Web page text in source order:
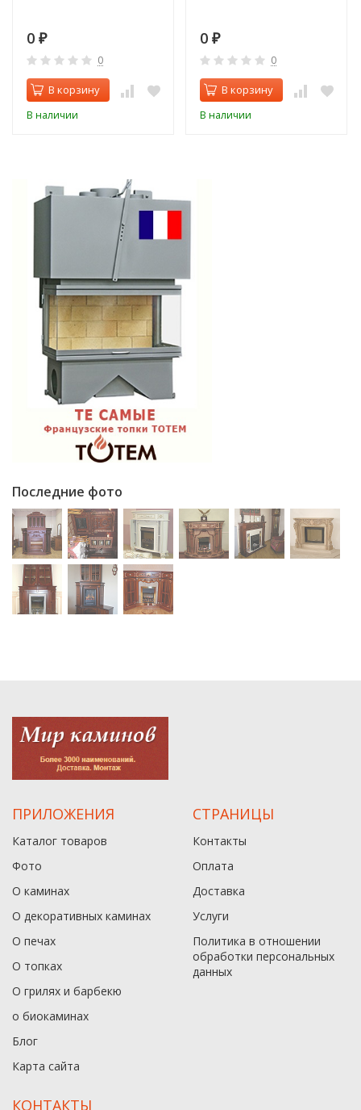
0 ₽
0
В корзину
В наличии
0 ₽
0
В корзину
В наличии
Последние фото
ПРИЛОЖЕНИЯ
Каталог товаров
Фото
О каминах
О декоративных каминах
О печах
О топках
О грилях и барбекю
о биокаминах
Блог
Карта сайта
СТРАНИЦЫ
Контакты
Оплата
Доставка
Услуги
Политика в отношении
обработки персональных
данныx
КОНТАКТЫ